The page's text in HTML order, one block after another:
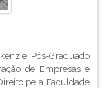
Pós-Graduado
de Empresas e
pela Faculdade